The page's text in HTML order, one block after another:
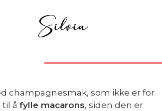
champagnesmak, som ikke er for
å fylle macarons, siden den er